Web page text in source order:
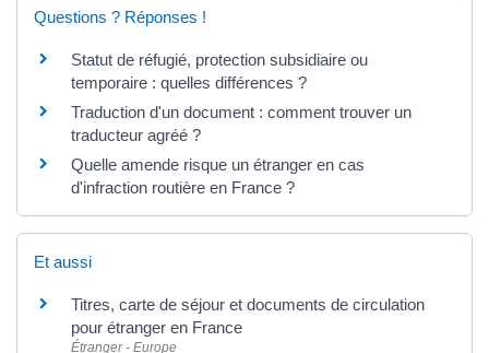
Questions ? Réponses !
Statut de réfugié, protection subsidiaire ou
temporaire : quelles différences ?
Traduction d'un document : comment trouver un
traducteur agréé ?
Quelle amende risque un étranger en cas
d'infraction routière en France ?
Et aussi
Titres, carte de séjour et documents de circulation
pour étranger en France
Étranger - Europe